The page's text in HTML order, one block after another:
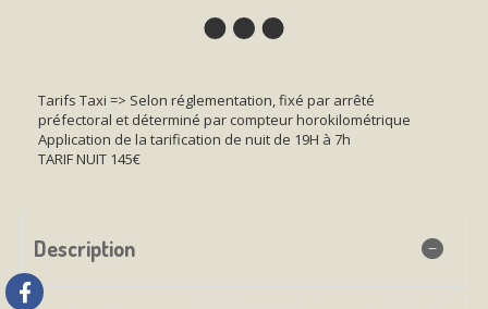
Tarifs Taxi => Selon réglementation, fixé par arrêté
préfectoral et déterminé par compteur horokilométrique
Application de la tarification de nuit de 19H à 7h
TARIF NUIT 145€
Description